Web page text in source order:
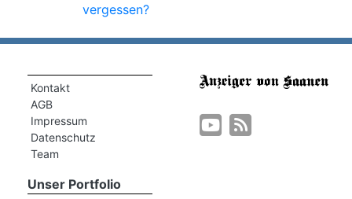
vergessen?
Kontakt
AGB
Impressum
Datenschutz
Team
Unser Portfolio